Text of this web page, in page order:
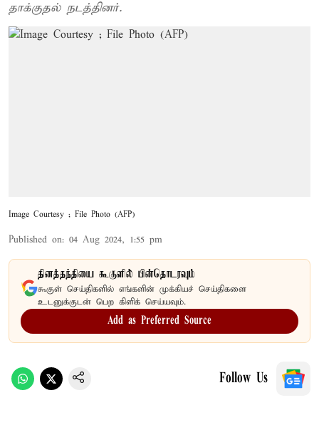
தாக்குதல் நடத்தினர்.
Image Courtesy ; File Photo (AFP)
Published on: 04 Aug 2024, 1:55 pm
தினத்தந்தியை கூகுளில் பின்தொடரவும்
கூகுள் செய்திகளில் எங்களின் முக்கியச் செய்திகளை
உடனுக்குடன் பெற கிளிக் செய்யவும்.
Add as Preferred Source
Follow Us